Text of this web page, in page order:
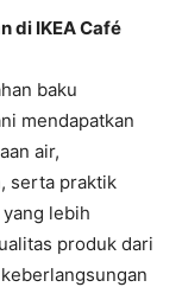
di IKEA Café
baku
mendapatkan
air,
serta praktik
lebih
produk dari